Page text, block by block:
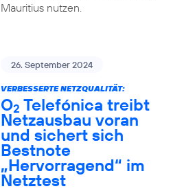
Mauritius nutzen.
26. September 2024
VERBESSERTE NETZQUALITÄT:
O2 Telefónica treibt
Netzausbau voran
und sichert sich
Bestnote
„Hervorragend“ im
Netztest